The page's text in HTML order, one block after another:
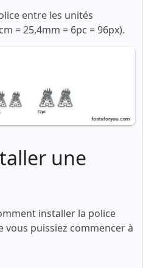
entre les unités
= 25,4mm = 6pc = 96px).
une
installer la police
vous puissiez commencer à